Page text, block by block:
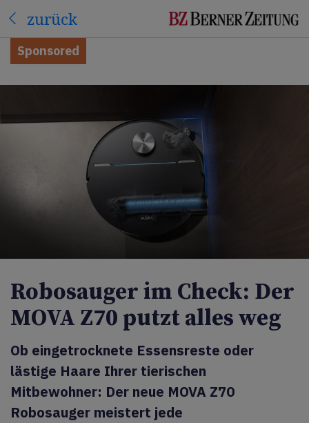
zurück
Sponsored
Robosauger im Check: Der
MOVA Z70 putzt alles weg
Ob eingetrocknete Essensreste oder
lästige Haare Ihrer tierischen
Mitbewohner: Der neue MOVA Z70
Robosauger meistert jede